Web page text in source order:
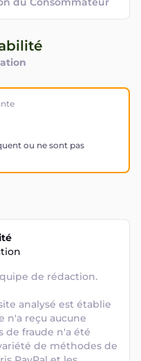
ou ne sont pas
de rédaction.
analysé est établie
n'a reçu aucune
de fraude n'a été
de méthodes de